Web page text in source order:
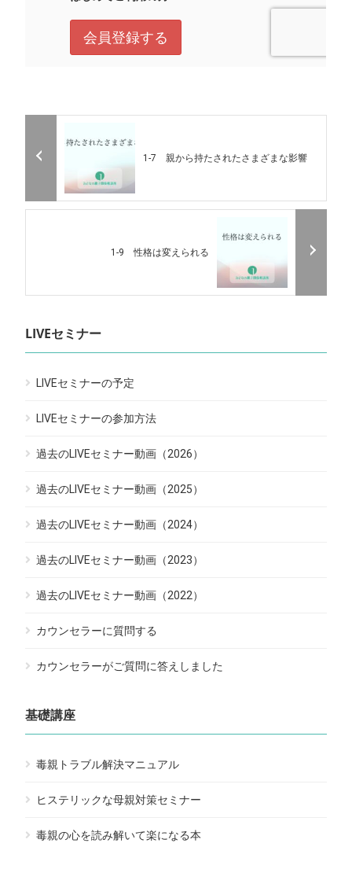
1-7 親から持たされたさまざまな影響
1-9 性格は変えられる
LIVEセミナー
LIVEセミナーの予定
LIVEセミナーの参加方法
過去のLIVEセミナー動画（2026）
過去のLIVEセミナー動画（2025）
過去のLIVEセミナー動画（2024）
過去のLIVEセミナー動画（2023）
過去のLIVEセミナー動画（2022）
カウンセラーに質問する
カウンセラーがご質問に答えしました
基礎講座
毒親トラブル解決マニュアル
ヒステリックな母親対策セミナー
毒親の心を読み解いて楽になる本